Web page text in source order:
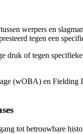
werpers en
tegen een
druk of tegen
(wOBA) en
tot betrouwbare